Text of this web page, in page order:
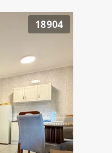
18904